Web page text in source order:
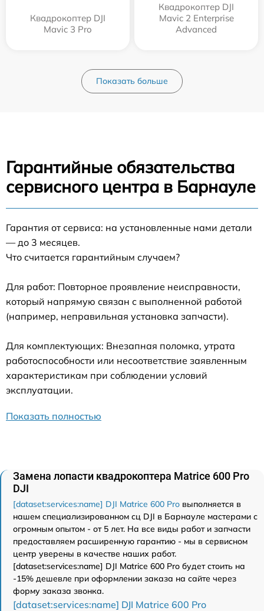
Квадрокоптер DJI
Mavic 3 Pro
Квадрокоптер DJI
Mavic 2 Enterprise
Advanced
Показать больше
Гарантийные обязательства
сервисного центра в Барнауле
Гарантия от сервиса: на установленные нами детали
— до 3 месяцев.
Что считается гарантийным случаем?
Для работ: Повторное проявление неисправности,
который напрямую связан с выполненной работой
(например, неправильная установка запчасти).
Для комплектующих: Внезапная поломка, утрата
работоспособности или несоответствие заявленным
характеристикам при соблюдении условий
эксплуатации.
Показать полностью
Замена лопасти квадрокоптера Matrice 600 Pro
DJI
[dataset:services:name] DJI Matrice 600 Pro выполняется в
нашем специализированном сц DJI в Барнауле мастерами с
огромным опытом - от 5 лет. На все виды работ и запчасти
предоставляем расширенную гарантию - мы в сервисном
центр уверены в качестве наших работ.
[dataset:services:name] DJI Matrice 600 Pro будет стоить на
-15% дешевле при оформлении заказа на сайте через
форму заказа звонка.
[dataset:services:name] DJI Matrice 600 Pro